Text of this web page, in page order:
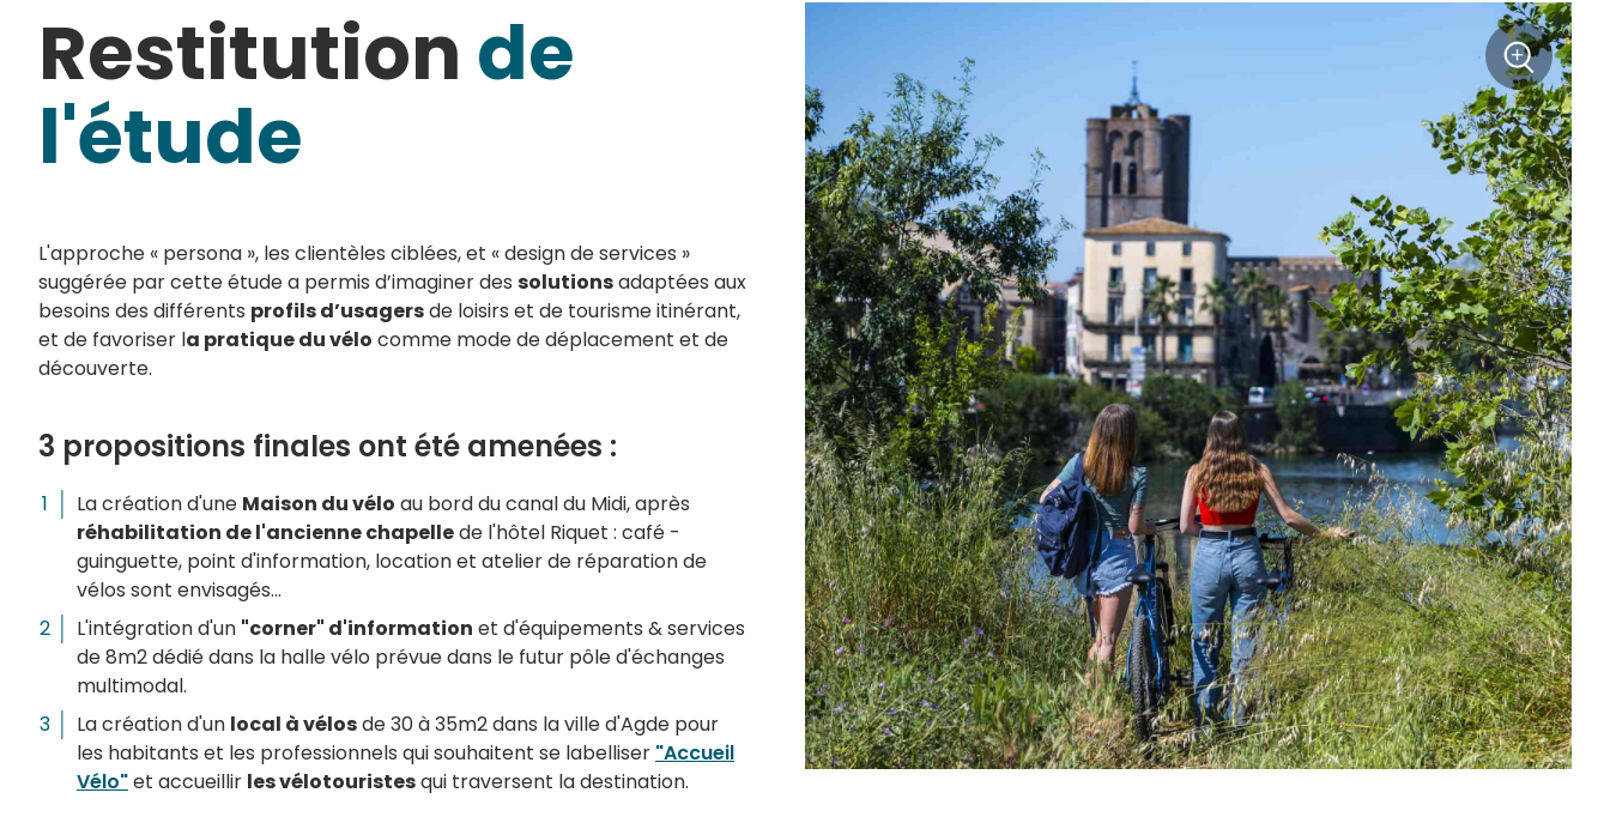
Restitution de
l'étude
L'approche « persona », les clientèles ciblées, et « design de services »
suggérée par cette étude a permis d’imaginer des solutionsadaptées aux
besoins des différents profils d’usagersde loisirs et de tourisme itinérant,
et de favoriser la pratique du vélo comme mode de déplacement et de
découverte.
3 propositions finales ont été amenées :
La création d'une Maison du vélo au bord du canal du Midi, après
réhabilitation de l'ancienne chapellede l'hôtel Riquet : café -
guinguette, point d'information, location et atelier de réparation de
vélos sont envisagés...
L'intégration d'un "corner" d'information et d'équipements & services
de 8m2 dédié dans la halle vélo prévue dans le futur pôle d'échanges
multimodal.
La création d'un local à vélosde 30 à 35m2 dans la ville d'Agde pour
les habitants et les professionnels qui souhaitent se labelliser "Accueil
Vélo"et accueillir les vélotouristesqui traversent la destination.
Zoom
+